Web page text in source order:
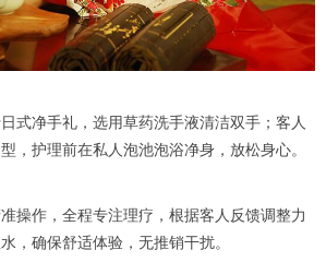
净手礼，选用草药洗手液清洁双手；客人
，护理前在私人泡池泡浴净身，放松身心。
作，全程专注理疗，根据客人反馈调整力
，确保舒适体验，无推销干扰。